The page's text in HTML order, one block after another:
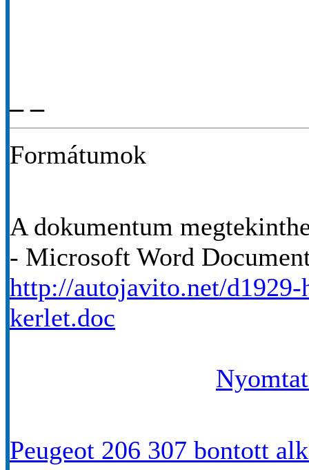
Formátumok
A dokumentum
- Microsoft Word
http://autojavito.net/d1929-
kerlet.doc
Peugeot 206 307 bontott